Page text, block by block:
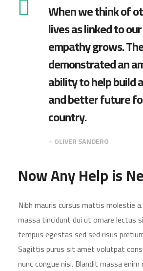
When we think of
lives as linked to
empathy grows.
demonstrated an
ability to help build
and better future
country.
– OLIVER SANDERO
Now Any Help is
Nibh mauris cursus mattis molestie
massa tincidunt dui ut ornare lectus
tempus egestas sed sed risus
Sagittis purus sit amet volutpat
nunc congue nisi. Blandit massa enim